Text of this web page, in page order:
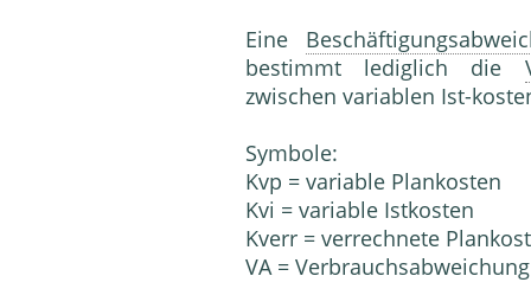
Eine
bestimmt lediglich die
zwischen variablen Ist-
Symbole:
Kvp = variable Plankosten
Kvi = variable Istkosten
Kverr = verrechnete
VA = Verbrauchsabweichung